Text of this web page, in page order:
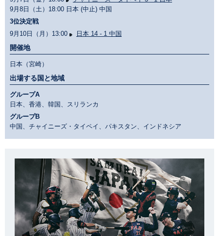
9月8日（土）18:00 日本 (中止) 中国
3位決定戦
9月10日（月）13:00
日本 14 - 1 中国
開催地
日本（宮崎）
出場する国と地域
グループA
日本、香港、韓国、スリランカ
グループB
中国、チャイニーズ・タイペイ、パキスタン、インドネシア